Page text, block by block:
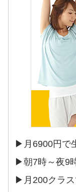
▶︎月6900円で
▶︎朝7時～夜9
▶︎月200クラス